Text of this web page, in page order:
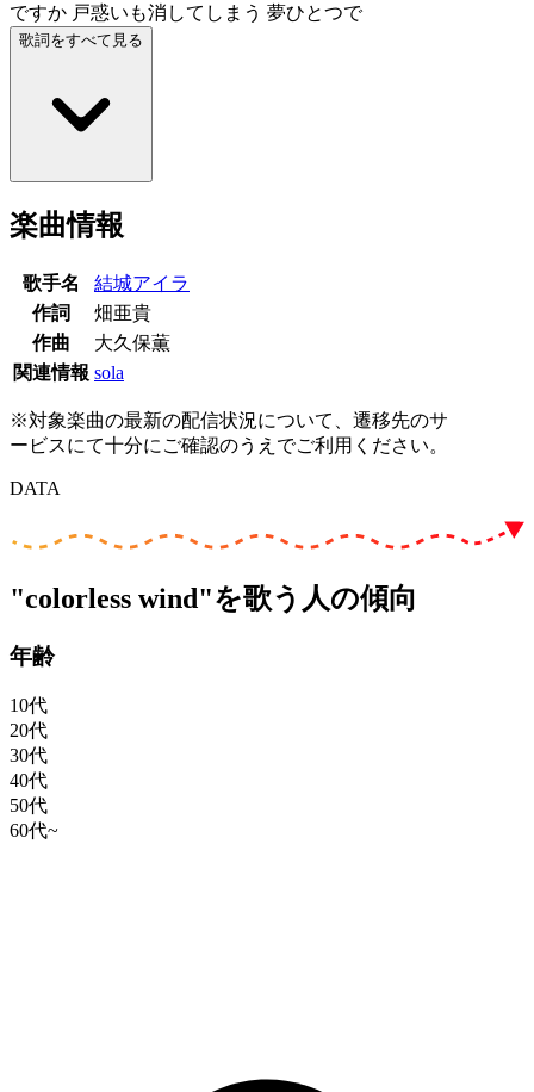
ですか 戸惑いも消してしまう 夢ひとつで
歌詞をすべて見る
楽曲情報
歌手名
結城アイラ
作詞
畑亜貴
作曲
大久保薫
関連情報 sola
※対象楽曲の最新の配信状況について、遷移先のサ
ービスにて十分にご確認のうえでご利用ください。
DATA
"colorless wind"を歌う人の傾向
年齢
10代
20代
30代
40代
50代
60代~